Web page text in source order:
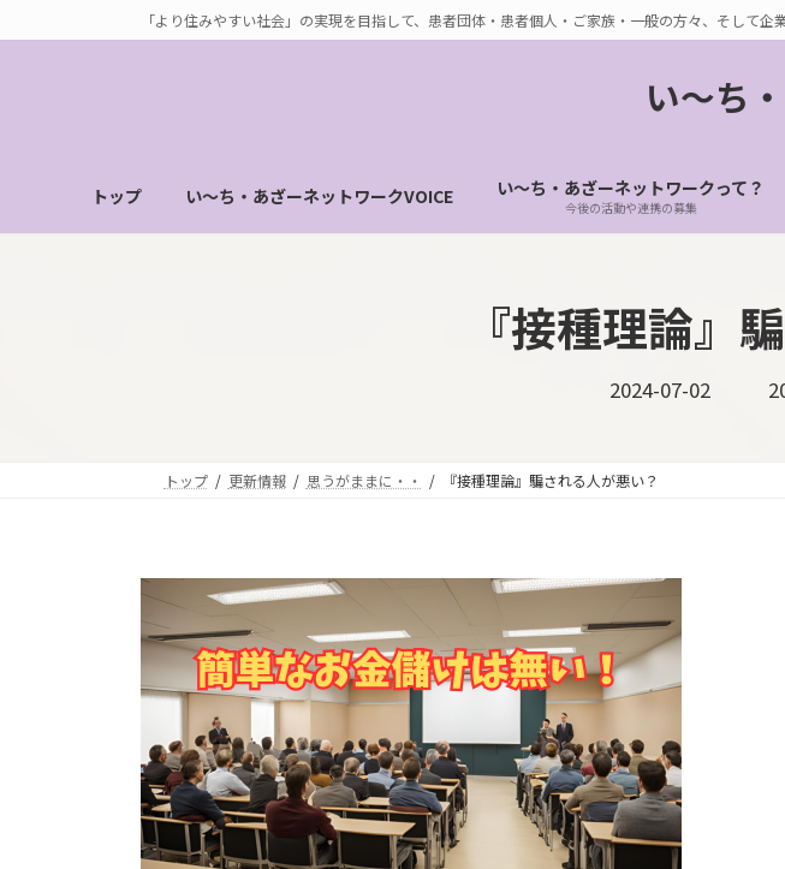
ン
キ
ビ
に
「より住みやすい社会」の実現を目指して、患者団体・患者個人・ご家族・一般の方々、そして
い〜ち
トップ い～ち・あざーネットワークVOICE い～ち・あざーネットワークって？
今後の活動や連携の募集
『接種理論』
2024-07-02
トップ 更新情報 思うがままに・・ 『接種理論』騙される人が悪い？